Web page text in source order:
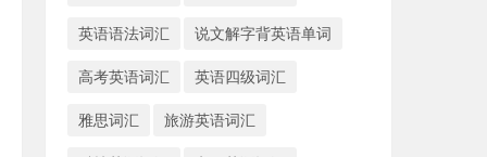
英语语法词汇 说文解字背英语单词
高考英语词汇 英语四级词汇
雅思词汇 旅游英语词汇